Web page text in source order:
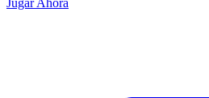
Jugar Ahora